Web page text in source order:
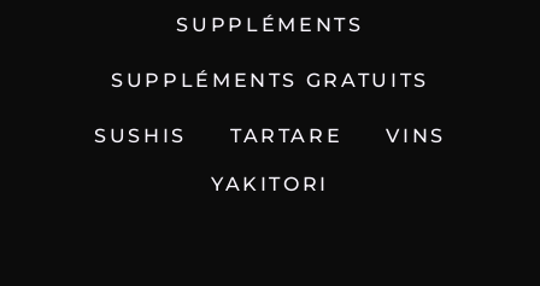
SUPPLÉMENTS
SUPPLÉMENTS GRATUITS
SUSHIS TARTARE VINS
YAKITORI